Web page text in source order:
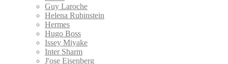
Guy Laroche
Helena Rubinstein
Hermes
Hugo Boss
Issey Miyake
Inter Sharm
J'ose Eisenberg